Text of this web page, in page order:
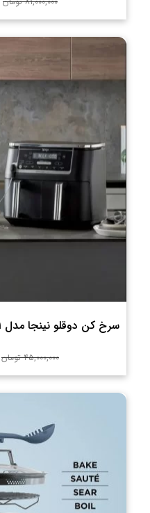
سرخ کن دوقلو نینجا مدل AF451
۴۵,۰۰۰,۰۰۰ تومان